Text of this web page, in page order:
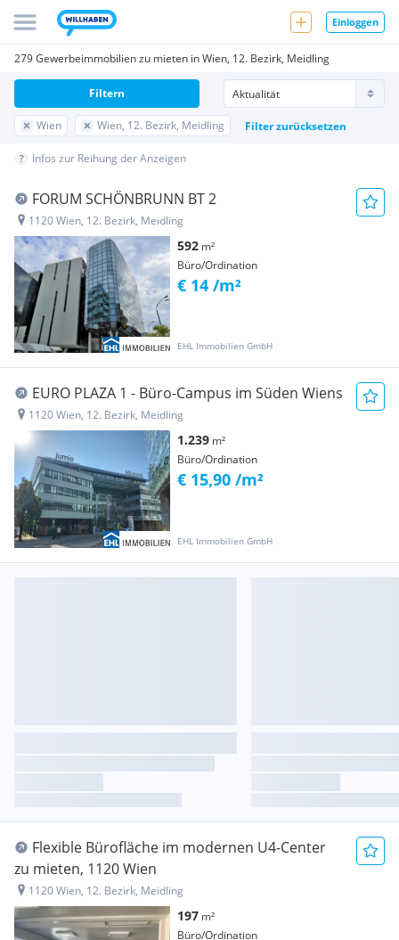
Einloggen
279 Gewerbeimmobilien zu mieten in Wien, 12. Bezirk, Meidling
Wien Wien, 12. Bezirk, Meidling Filter zurücksetzen
Filtern
Infos zur Reihung der Anzeigen
FORUM SCHÖNBRUNN BT 2
1120 Wien, 12. Bezirk, Meidling
592 m²
Büro/Ordination
EHL Immobilien GmbH
€ 14 /m²
EURO PLAZA 1 - Büro-Campus im Süden Wiens
1120 Wien, 12. Bezirk, Meidling
1.239 m²
Büro/Ordination
EHL Immobilien GmbH
€ 15,90 /m²
Flexible Bürofläche im modernen U4-Center
zu mieten, 1120 Wien
1120 Wien, 12. Bezirk, Meidling
197 m²
Büro/Ordination